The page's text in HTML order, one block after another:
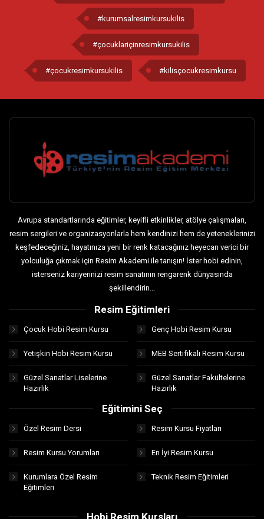
#kurumsalresimkursukilis
#çocuklariçinresimkursukilis
#çocukresimkursukilis #kilisçocukresimkursu
Avrupa standartlarında eğitimler, keyifli etkinlikler, atölye çalışmaları,
resim sergileri ve organizasyonlarla hem kendinizi hem de yeteneklerinizi
keşfedeceğiniz, hayatınıza yeni bir renk katacağınız heyecan verici bir
yolculuğa çıkmak için Resim Akademi ile tanışın! İster hobi edinin,
isterseniz kariyerinizi resim sanatının rengarenk dünyasında
şekillendirin...
Resim Eğitimleri
Çocuk Hobi Resim Kursu Genç Hobi Resim Kursu
Yetişkin Hobi Resim Kursu MEB Sertifikalı Resim Kursu
Güzel Sanatlar Liselerine
Hazırlık
Güzel Sanatlar Fakültelerine
Hazırlık
Eğitimini Seç
Özel Resim Dersi Resim Kursu Fiyatları
Resim Kursu Yorumları En İyi Resim Kursu
Kurumlara Özel Resim
Eğitimleri
Teknik Resim Eğitimleri
Hobi Resim Kursları